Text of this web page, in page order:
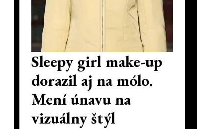
Sleepy girl make-up
dorazil aj na mólo.
Mení únavu na
vizuálny štýl